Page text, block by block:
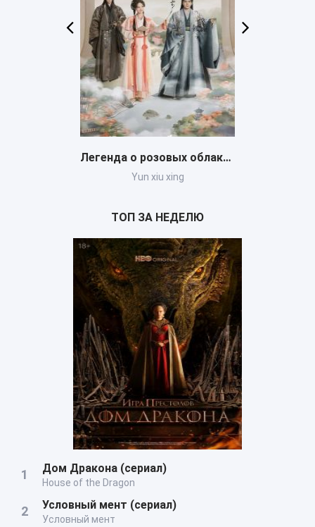
Выживалити. Наследники (сериал)
Выживалити. Наследники
ТОП ЗА НЕДЕЛЮ
Дом Дракона (сериал)
House of the Dragon
Условный мент (сериал)
Условный мент